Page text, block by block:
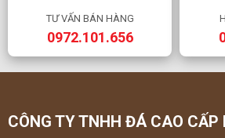
TƯ VẤN BÁN HÀNG
0972.101.656
CÔNG TY TNHH ĐÁ CAO CẤP